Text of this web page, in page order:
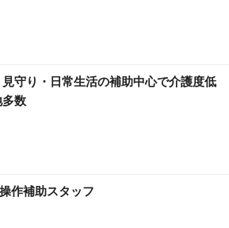
守り・日常生活の補助中心で介護度低
数
作補助スタッフ